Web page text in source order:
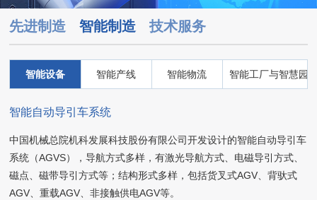
先进制造 智能制造 技术服务
智能设备 智能产线 智能物流 智能工厂与智慧园
智能自动导引车系统
中国机械总院机科发展科技股份有限公司开发设计的智能自动导引车
系统（AGVS），导航方式多样，有激光导航方式、电磁导引方式、
磁点、磁带导引方式等；结构形式多样，包括货叉式AGV、背驮式
AGV、重载AGV、非接触供电AGV等。